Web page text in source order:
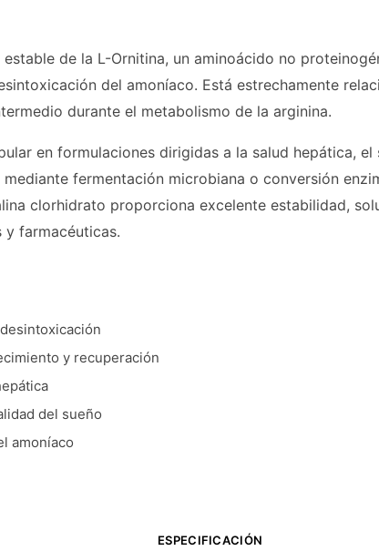
de la L-Ornitina, un aminoácido no
del amoníaco. Está estrechamente
durante el metabolismo de la arginina.
en formulaciones dirigidas a la salud hepática,
fermentación microbiana o conversión
clorhidrato proporciona excelente estabilidad,
y farmacéuticas.
y recuperación
del sueño
amoníaco
ESPECIFICACIÓN